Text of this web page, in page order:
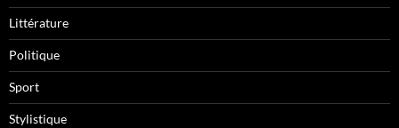
Littérature
Politique
Sport
Stylistique